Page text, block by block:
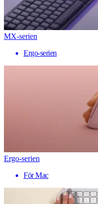
MX-serien
Ergo-serien
Ergo-serien
För Mac